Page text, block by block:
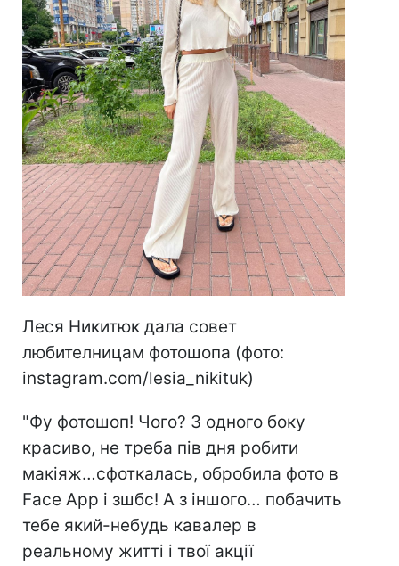
Леся Никитюк дала совет
любителницам фотошопа (фото:
instagram.com/lesia_nikituk)
"Фу фотошоп! Чого? З одного боку
красиво, не треба пів дня робити
макіяж…сфоткалась, обробила фото в
Face App і зшбс! А з іншого… побачить
тебе який-небудь кавалер в
реальному житті і твої акції